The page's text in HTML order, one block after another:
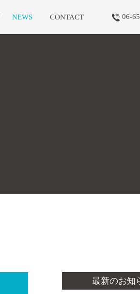
NEWS CONTACT 06-
最新のお知